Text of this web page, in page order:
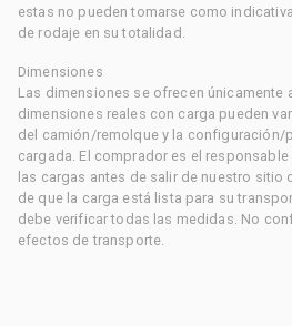
estas no pueden tomarse como
de rodaje en su totalidad.
Dimensiones
Las dimensiones se ofrecen únicamente
dimensiones reales con carga pueden
del camión/remolque y la configuración/
cargada. El comprador es el
las cargas antes de salir de nuestro sitio
de que la carga está lista para su
debe verificar todas las medidas. No
efectos de transporte.